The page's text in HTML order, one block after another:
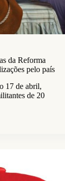
da Reforma
pelo país
17 de abril,
de 20